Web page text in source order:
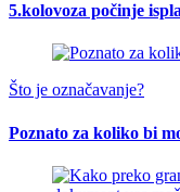
5.kolovoza počinje
Što je označavanje?
Poznato za koliko bi